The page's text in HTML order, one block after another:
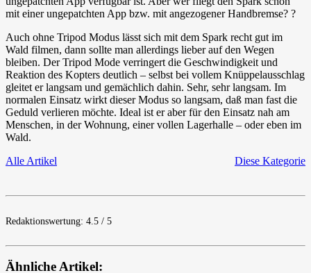
mit einer ungepatchten App bzw. mit angezogener Handbremse? ?
Auch ohne Tripod Modus lässt sich mit dem Spark recht gut im
Wald filmen, dann sollte man allerdings lieber auf den Wegen
bleiben. Der Tripod Mode verringert die Geschwindigkeit und
Reaktion des Kopters deutlich – selbst bei vollem Knüppelausschlag
gleitet er langsam und gemächlich dahin. Sehr, sehr langsam. Im
normalen Einsatz wirkt dieser Modus so langsam, daß man fast die
Geduld verlieren möchte. Ideal ist er aber für den Einsatz nah am
Menschen, in der Wohnung, einer vollen Lagerhalle – oder eben im
Wald.
Alle Artikel
Diese Kategorie
Redaktionswertung: 4.5 / 5
Ähnliche Artikel: